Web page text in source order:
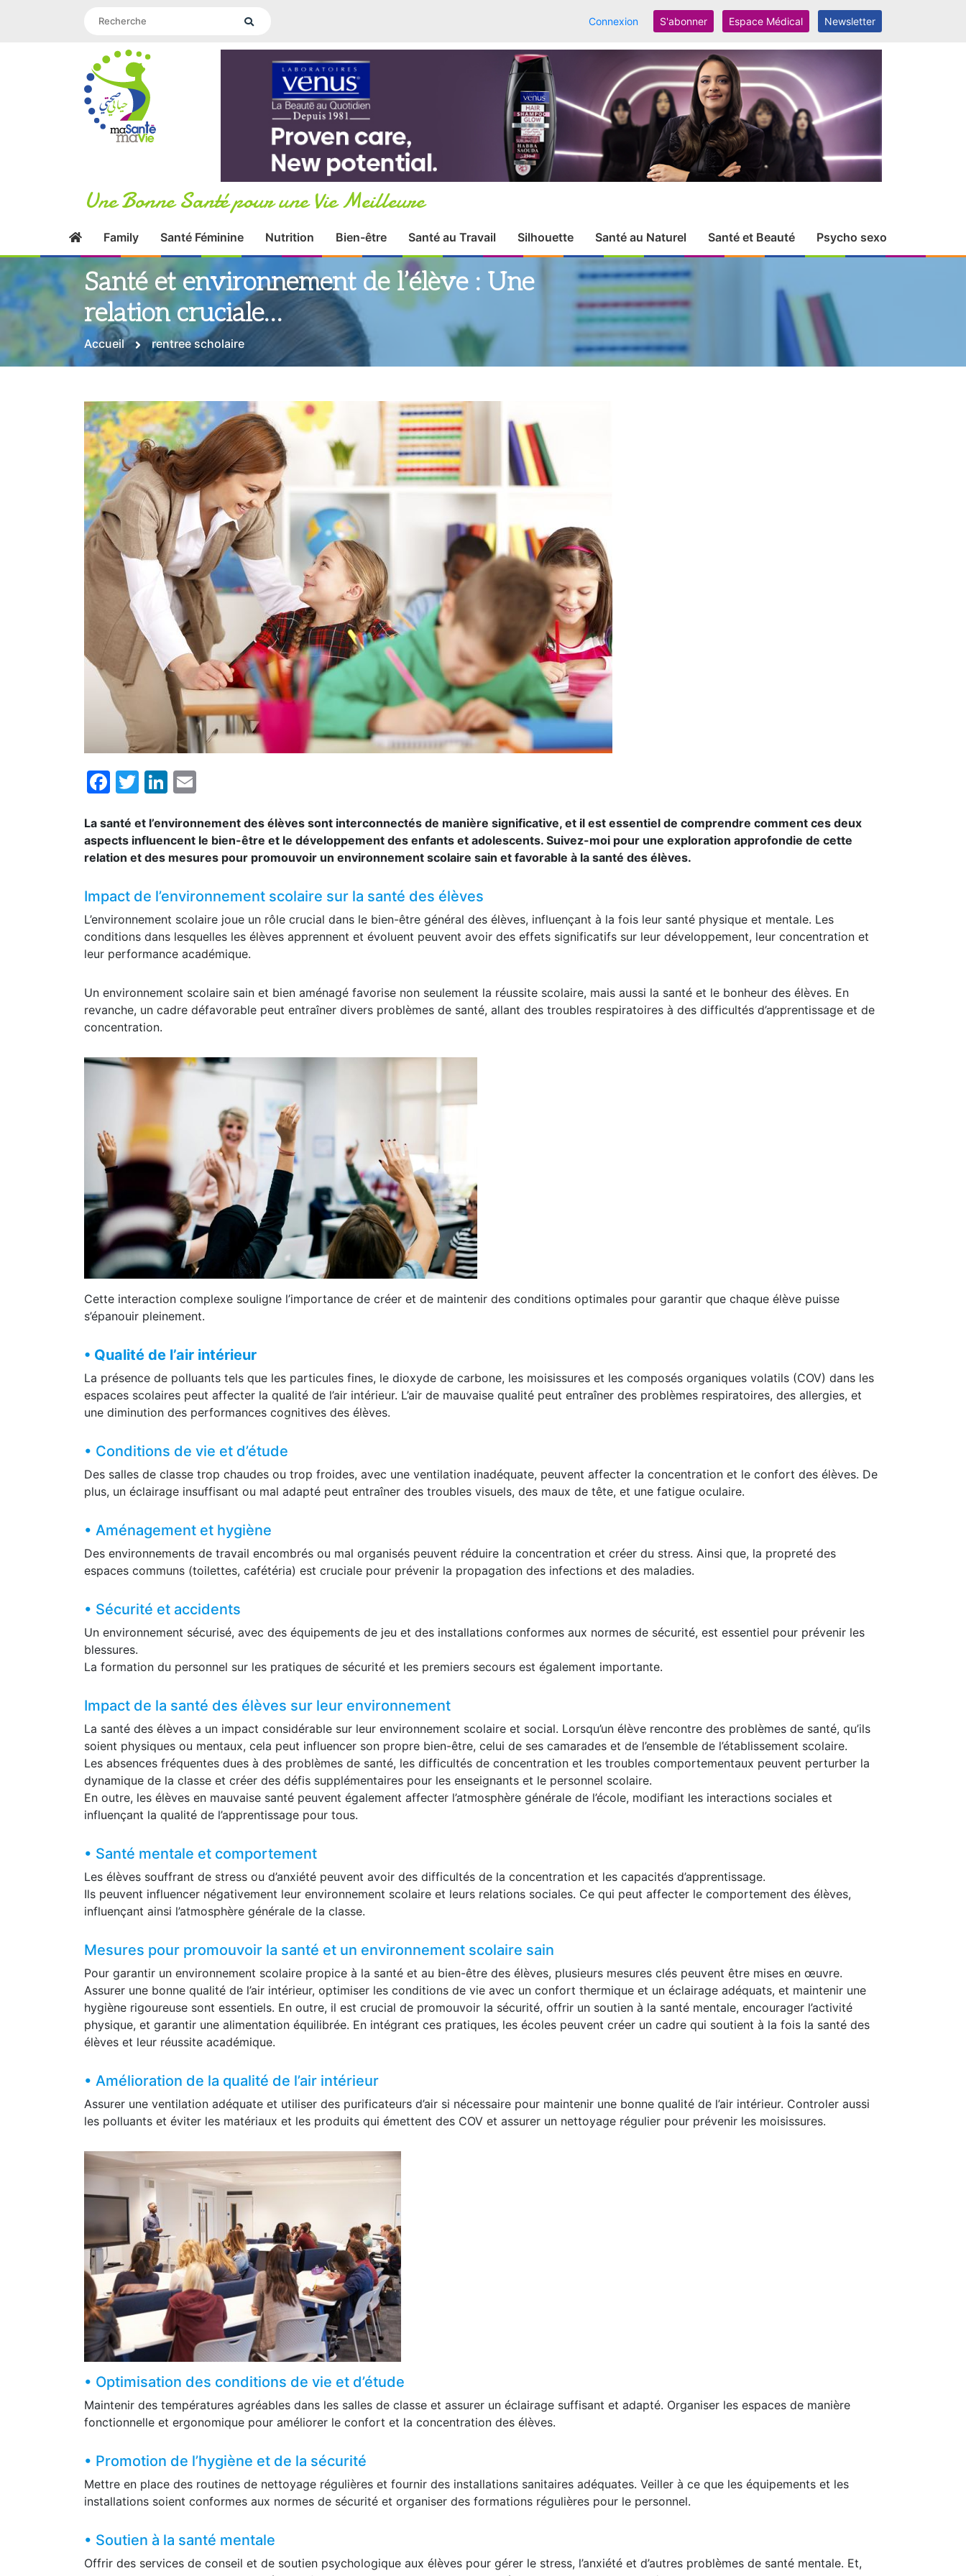
Connexion S'abonner Espace Médical Newsletter
Une Bonne Santé pour une Vie Meilleure
Family Santé Féminine Nutrition Bien-être Santé au Travail Silhouette Santé au Naturel Santé et Beauté Psycho sexo
Santé et environnement de l’élève : Une
relation cruciale…
Accueil rentree scholaire
Facebook
TwitterLinkedIn
La santé et l’environnement des élèves sont interconnectés de manière significative, et il est essentiel de comprendre comment ces deux
aspects influencent le bien-être et le développement des enfants et adolescents. Suivez-moi pour une exploration approfondie de cette
relation et des mesures pour promouvoir un environnement scolaire sain et favorable à la santé des élèves.
Impact de l’environnement scolaire sur la santé des élèves
L’environnement scolaire joue un rôle crucial dans le bien-être général des élèves, influençant à la fois leur santé physique et mentale. Les
conditions dans lesquelles les élèves apprennent et évoluent peuvent avoir des effets significatifs sur leur développement, leur concentration et
leur performance académique.
Un environnement scolaire sain et bien aménagé favorise non seulement la réussite scolaire, mais aussi la santé et le bonheur des élèves. En
revanche, un cadre défavorable peut entraîner divers problèmes de santé, allant des troubles respiratoires à des difficultés d’apprentissage et de
concentration.
Cette interaction complexe souligne l’importance de créer et de maintenir des conditions optimales pour garantir que chaque élève puisse
s’épanouir pleinement.
• Qualité de l’air intérieur
La présence de polluants tels que les particules fines, le dioxyde de carbone, les moisissures et les composés organiques volatils (COV) dans les
espaces scolaires peut affecter la qualité de l’air intérieur. L’air de mauvaise qualité peut entraîner des problèmes respiratoires, des allergies, et
une diminution des performances cognitives des élèves.
• Conditions de vie et d’étude
Des salles de classe trop chaudes ou trop froides, avec une ventilation inadéquate, peuvent affecter la concentration et le confort des élèves. De
plus, un éclairage insuffisant ou mal adapté peut entraîner des troubles visuels, des maux de tête, et une fatigue oculaire.
• Aménagement et hygiène
Des environnements de travail encombrés ou mal organisés peuvent réduire la concentration et créer du stress. Ainsi que, la propreté des
espaces communs (toilettes, cafétéria) est cruciale pour prévenir la propagation des infections et des maladies.
• Sécurité et accidents
Un environnement sécurisé, avec des équipements de jeu et des installations conformes aux normes de sécurité, est essentiel pour prévenir les
blessures.
La formation du personnel sur les pratiques de sécurité et les premiers secours est également importante.
Impact de la santé des élèves sur leur environnement
La santé des élèves a un impact considérable sur leur environnement scolaire et social. Lorsqu’un élève rencontre des problèmes de santé, qu’ils
soient physiques ou mentaux, cela peut influencer son propre bien-être, celui de ses camarades et de l’ensemble de l’établissement scolaire.
Les absences fréquentes dues à des problèmes de santé, les difficultés de concentration et les troubles comportementaux peuvent perturber la
dynamique de la classe et créer des défis supplémentaires pour les enseignants et le personnel scolaire.
En outre, les élèves en mauvaise santé peuvent également affecter l’atmosphère générale de l’école, modifiant les interactions sociales et
influençant la qualité de l’apprentissage pour tous.
• Santé mentale et comportement
Les élèves souffrant de stress ou d’anxiété peuvent avoir des difficultés de la concentration et les capacités d’apprentissage.
Ils peuvent influencer négativement leur environnement scolaire et leurs relations sociales. Ce qui peut affecter le comportement des élèves,
influençant ainsi l’atmosphère générale de la classe.
Mesures pour promouvoir la santé et un environnement scolaire sain
Pour garantir un environnement scolaire propice à la santé et au bien-être des élèves, plusieurs mesures clés peuvent être mises en œuvre.
Assurer une bonne qualité de l’air intérieur, optimiser les conditions de vie avec un confort thermique et un éclairage adéquats, et maintenir une
hygiène rigoureuse sont essentiels. En outre, il est crucial de promouvoir la sécurité, offrir un soutien à la santé mentale, encourager l’activité
physique, et garantir une alimentation équilibrée. En intégrant ces pratiques, les écoles peuvent créer un cadre qui soutient à la fois la santé des
élèves et leur réussite académique.
• Amélioration de la qualité de l’air intérieur
Assurer une ventilation adéquate et utiliser des purificateurs d’air si nécessaire pour maintenir une bonne qualité de l’air intérieur. Controler aussi
les polluants et éviter les matériaux et les produits qui émettent des COV et assurer un nettoyage régulier pour prévenir les moisissures.
• Optimisation des conditions de vie et d’étude
Maintenir des températures agréables dans les salles de classe et assurer un éclairage suffisant et adapté. Organiser les espaces de manière
fonctionnelle et ergonomique pour améliorer le confort et la concentration des élèves.
• Promotion de l’hygiène et de la sécurité
Mettre en place des routines de nettoyage régulières et fournir des installations sanitaires adéquates. Veiller à ce que les équipements et les
installations soient conformes aux normes de sécurité et organiser des formations régulières pour le personnel.
• Soutien à la santé mentale
Offrir des services de conseil et de soutien psychologique aux élèves pour gérer le stress, l’anxiété et d’autres problèmes de santé mentale. Et,